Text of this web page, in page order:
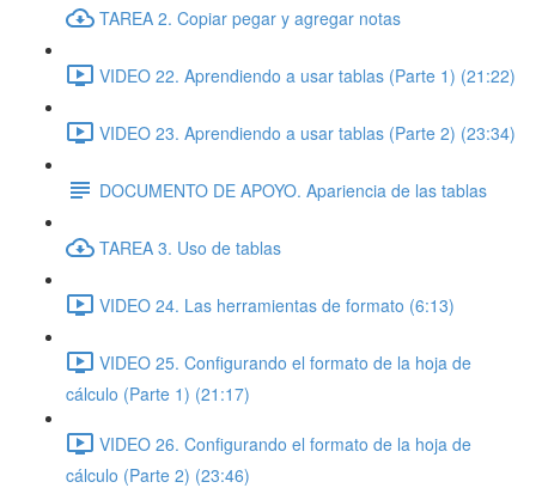
TAREA 2. Copiar pegar y agregar notas
VIDEO 22. Aprendiendo a usar tablas (Parte 1) (21:22)
VIDEO 23. Aprendiendo a usar tablas (Parte 2) (23:34)
DOCUMENTO DE APOYO. Apariencia de las tablas
TAREA 3. Uso de tablas
VIDEO 24. Las herramientas de formato (6:13)
VIDEO 25. Configurando el formato de la hoja de
cálculo (Parte 1) (21:17)
VIDEO 26. Configurando el formato de la hoja de
cálculo (Parte 2) (23:46)